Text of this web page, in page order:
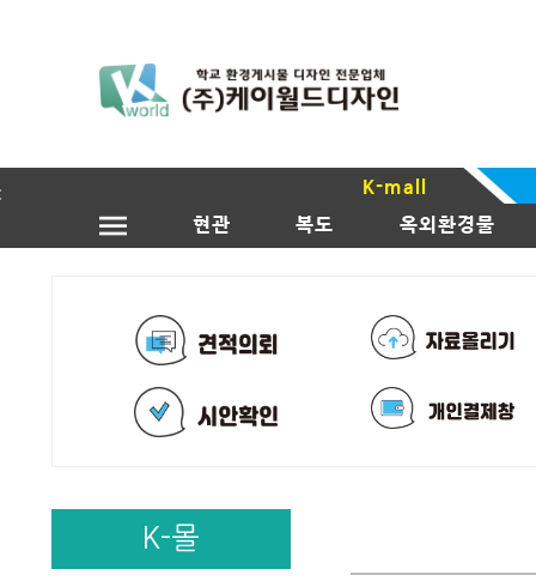
K-mall
현관
복도 옥외환경물
K-몰